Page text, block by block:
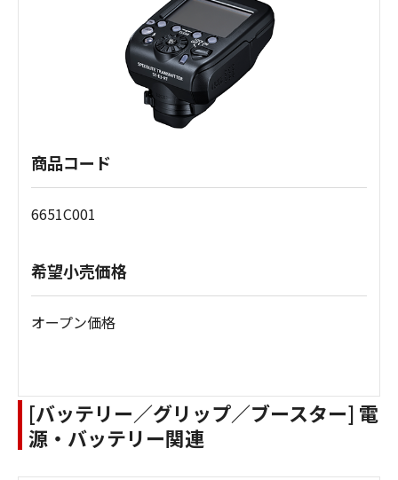
商品コード
6651C001
希望小売価格
オープン価格
[バッテリー／グリップ／ブースター] 電
源・バッテリー関連